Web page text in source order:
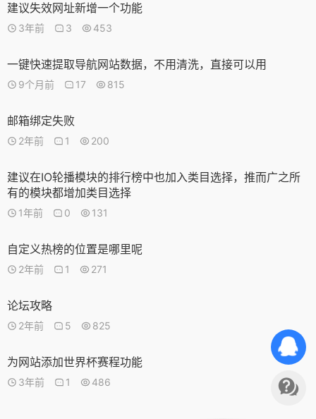
建议失效网址新增一个功能
3年前 3 453
一键快速提取导航网站数据，不用清洗，直接可以用
9个月前 17 815
邮箱绑定失败
2年前 1 200
建议在IO轮播模块的排行榜中也加入类目选择，推而广之所
有的模块都增加类目选择
1年前 0 131
自定义热榜的位置是哪里呢
2年前 1 271
论坛攻略
2年前 5 825
为网站添加世界杯赛程功能
3年前 1 486